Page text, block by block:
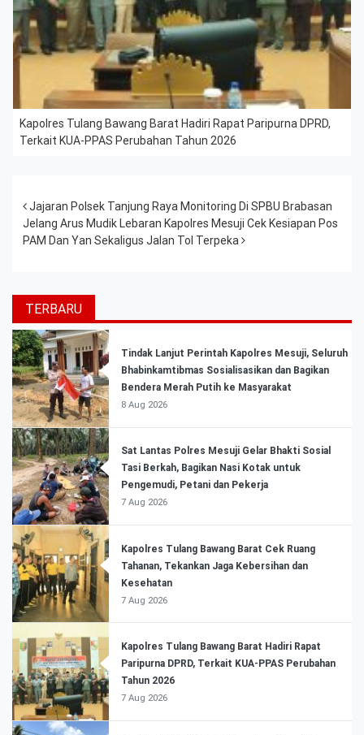
Kapolres Tulang Bawang Barat Hadiri Rapat Paripurna DPRD,
Terkait KUA-PPAS Perubahan Tahun 2026
Post navigation
Jajaran Polsek Tanjung Raya Monitoring Di SPBU Brabasan
Jelang Arus Mudik Lebaran Kapolres Mesuji Cek Kesiapan Pos
PAM Dan Yan Sekaligus Jalan Tol Terpeka
TERBARU
Tindak Lanjut Perintah Kapolres Mesuji, Seluruh
Bhabinkamtibmas Sosialisasikan dan Bagikan
Bendera Merah Putih ke Masyarakat
8 Aug 2026
Sat Lantas Polres Mesuji Gelar Bhakti Sosial
Tasi Berkah, Bagikan Nasi Kotak untuk
Pengemudi, Petani dan Pekerja
7 Aug 2026
Kapolres Tulang Bawang Barat Cek Ruang
Tahanan, Tekankan Jaga Kebersihan dan
Kesehatan
7 Aug 2026
Kapolres Tulang Bawang Barat Hadiri Rapat
Paripurna DPRD, Terkait KUA-PPAS Perubahan
Tahun 2026
7 Aug 2026